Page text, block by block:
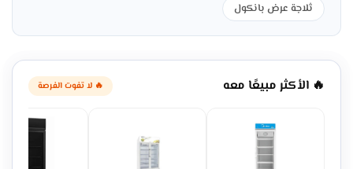
ثلاجة عرض بانكول
🔥 الأكثر مبيعًا معه 🔥 لا تفوت الفرصة